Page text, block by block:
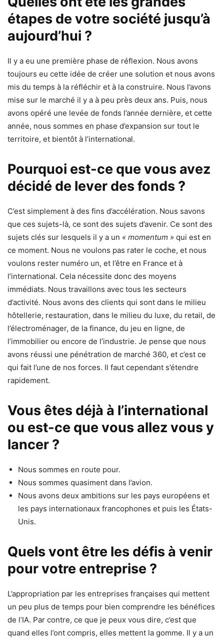
étapes de votre société jusqu’à
aujourd’hui ?
Il y a eu une première phase de réflexion. Nous avons
toujours eu cette idée de créer une solution et nous avons
mis du temps à la réfléchir et à la construire. Nous l’avons
mise sur le marché il y a à peu près deux ans. Puis, nous
avons opéré une levée de fonds l’année dernière, et cette
année, nous sommes en phase d’expansion sur tout le
territoire, et bientôt à l’international.
Pourquoi est-ce que vous avez
décidé de lever des fonds ?
C’est simplement à des fins d’accélération. Nous savons
que ces sujets-là, ce sont des sujets d’avenir. Ce sont des
sujets clés sur lesquels il y a un « momentum » qui est en
ce moment. Nous ne voulons pas rater le coche, et nous
voulons rester numéro un, et l’être en France et à
l’international. Cela nécessite donc des moyens
immédiats. Nous travaillons avec tous les secteurs
d’activité. Nous avons des clients qui sont dans le milieu
hôtellerie, restauration, dans le milieu du luxe, du retail, de
l’électroménager, de la finance, du jeu en ligne, de
l’immobilier ou encore de l’industrie. Je pense que nous
avons réussi une pénétration de marché 360, et c’est ce
qui fait l’une de nos forces. Il faut cependant s’étendre
rapidement.
Vous êtes déjà à l’international
ou est-ce que vous allez vous y
lancer ?
Nous sommes en route pour.
Nous sommes quasiment dans l’avion.
Nous avons deux ambitions sur les pays européens et
les pays internationaux francophones et puis les États-
Unis.
Quels vont être les défis à venir
pour votre entreprise ?
L’appropriation par les entreprises françaises qui mettent
un peu plus de temps pour bien comprendre les bénéfices
de l’IA. Par contre, ce que je peux vous dire, c’est que
quand elles l’ont compris, elles mettent la gomme. Il y a un